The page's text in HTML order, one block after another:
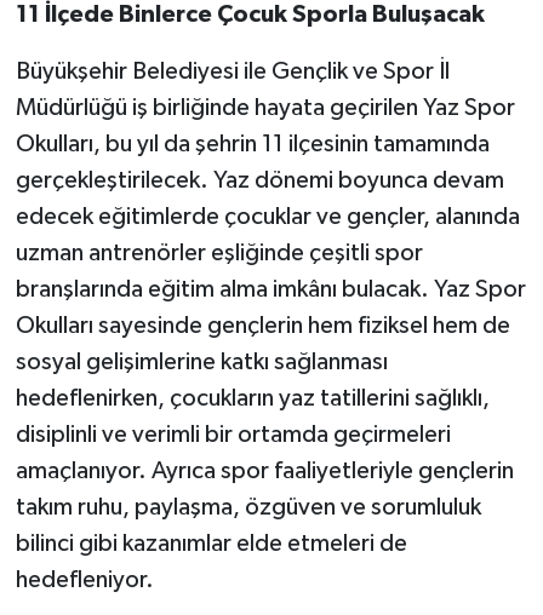
11 İlçede Binlerce Çocuk Sporla Buluşacak
Büyükşehir Belediyesi ile Gençlik ve Spor İl
Müdürlüğü iş birliğinde hayata geçirilen Yaz Spor
Okulları, bu yıl da şehrin 11 ilçesinin tamamında
gerçekleştirilecek. Yaz dönemi boyunca devam
edecek eğitimlerde çocuklar ve gençler, alanında
uzman antrenörler eşliğinde çeşitli spor
branşlarında eğitim alma imkânı bulacak. Yaz Spor
Okulları sayesinde gençlerin hem fiziksel hem de
sosyal gelişimlerine katkı sağlanması
hedeflenirken, çocukların yaz tatillerini sağlıklı,
disiplinli ve verimli bir ortamda geçirmeleri
amaçlanıyor. Ayrıca spor faaliyetleriyle gençlerin
takım ruhu, paylaşma, özgüven ve sorumluluk
bilinci gibi kazanımlar elde etmeleri de
hedefleniyor.